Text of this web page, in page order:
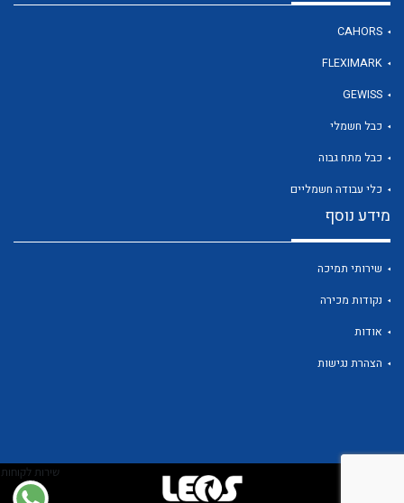
שירות לקוחות
לכל מוצרי היצרן לכל מוצרי היצרן
לכל מוצרי היצרן
CAHORS
FLEXIMARK
GEWISS
כבל חשמלי
כבל מתח גבוה
כלי עבודה חשמליים
מידע נוסף
שירותי תמיכה
נקודות מכירה
אודות
הצהרת נגישות